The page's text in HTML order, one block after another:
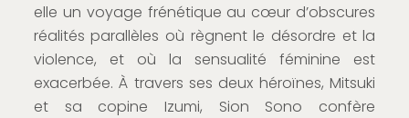
elle un voyage frénétique au cœur d’obscures
réalités parallèles où règnent le désordre et la
violence, et où la sensualité féminine est
exacerbée. À travers ses deux héroïnes, Mitsuki
et sa copine Izumi, Sion Sono confère